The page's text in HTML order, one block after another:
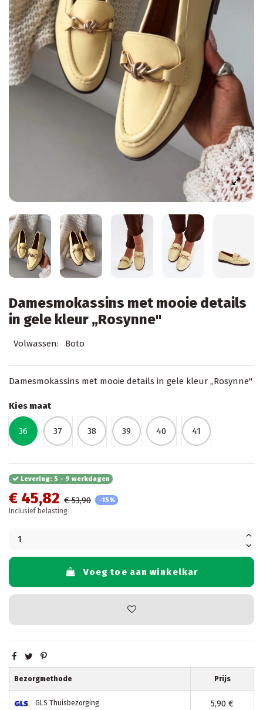
Damesmokassins met mooie details
in gele kleur „Rosynne"
Volwassen: Boto
Damesmokassins met mooie details in gele kleur „Rosynne"
Kies maat
36 37 38 39 40 41
Levering: 5 - 9 werkdagen
€ 45,82 € 53,90
-15%
Inclusief belasting
Voeg toe aan winkelkar
Bezorgmethode Prijs
GLS Thuisbezorging 5,90 €